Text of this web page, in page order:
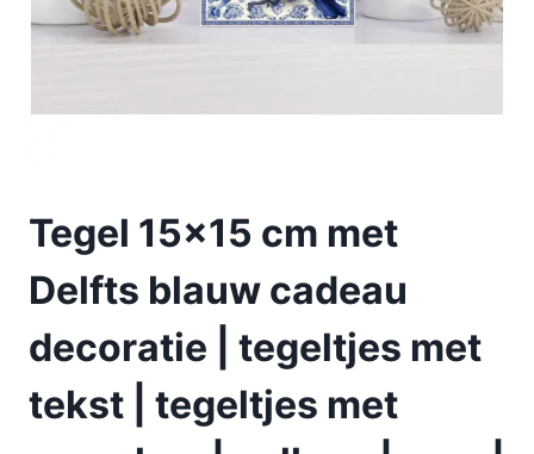
Tegel 15×15 cm met
Delfts blauw cadeau
decoratie | tegeltjes met
tekst | tegeltjes met